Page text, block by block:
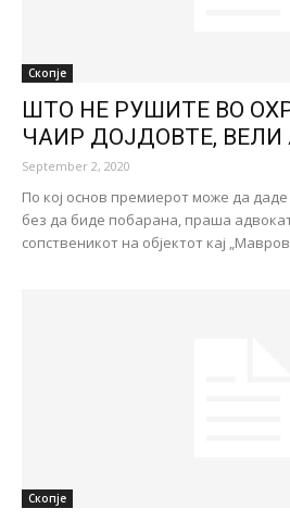
Скопје
ШТО НЕ РУШИТЕ ВО
ЧАИР ДОЈДОВТЕ, ВЕЛИ
September 2, 2020
По кој основ премиерот може да
без да биде побарана, праша
сопственикот на објектот кај
Скопје